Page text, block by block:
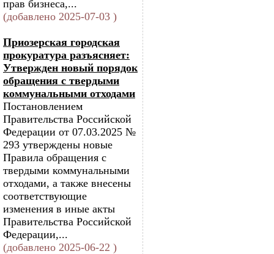
прав бизнеса,...
(добавлено 2025-07-03 )
Приозерская городская
прокуратура разъясняет:
Утвержден новый порядок
обращения с твердыми
коммунальными отходами
Постановлением
Правительства Российской
Федерации от 07.03.2025 №
293 утверждены новые
Правила обращения с
твердыми коммунальными
отходами, а также внесены
соответствующие
изменения в иные акты
Правительства Российской
Федерации,...
(добавлено 2025-06-22 )